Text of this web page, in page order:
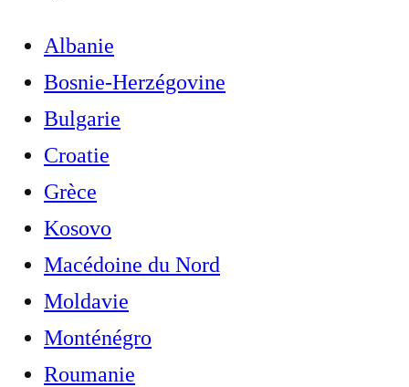
Albanie
Bosnie-Herzégovine
Bulgarie
Croatie
Grèce
Kosovo
Macédoine du Nord
Moldavie
Monténégro
Roumanie